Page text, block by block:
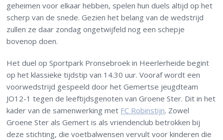
geheimen voor elkaar hebben, spelen hun duels altijd op het
scherp van de snede. Gezien het belang van de wedstrijd
zullen ze daar zondag ongetwijfeld nog een schepje
bovenop doen.
Het duel op Sportpark Pronsebroek in Heerlerheide begint
op het klassieke tijdstip van 14.30 uur. Vooraf wordt een
voorwedstrijd gespeeld door het Gemertse jeugdteam
JO12-1 tegen de leeftijdsgenoten van Groene Ster. Dit in het
kader van de samenwerking met FC Robinstijn. Zowel
Groene Ster als Gemert is als vriendenclub betrokken bij
deze stichting, die voetbalwensen vervult voor kinderen die